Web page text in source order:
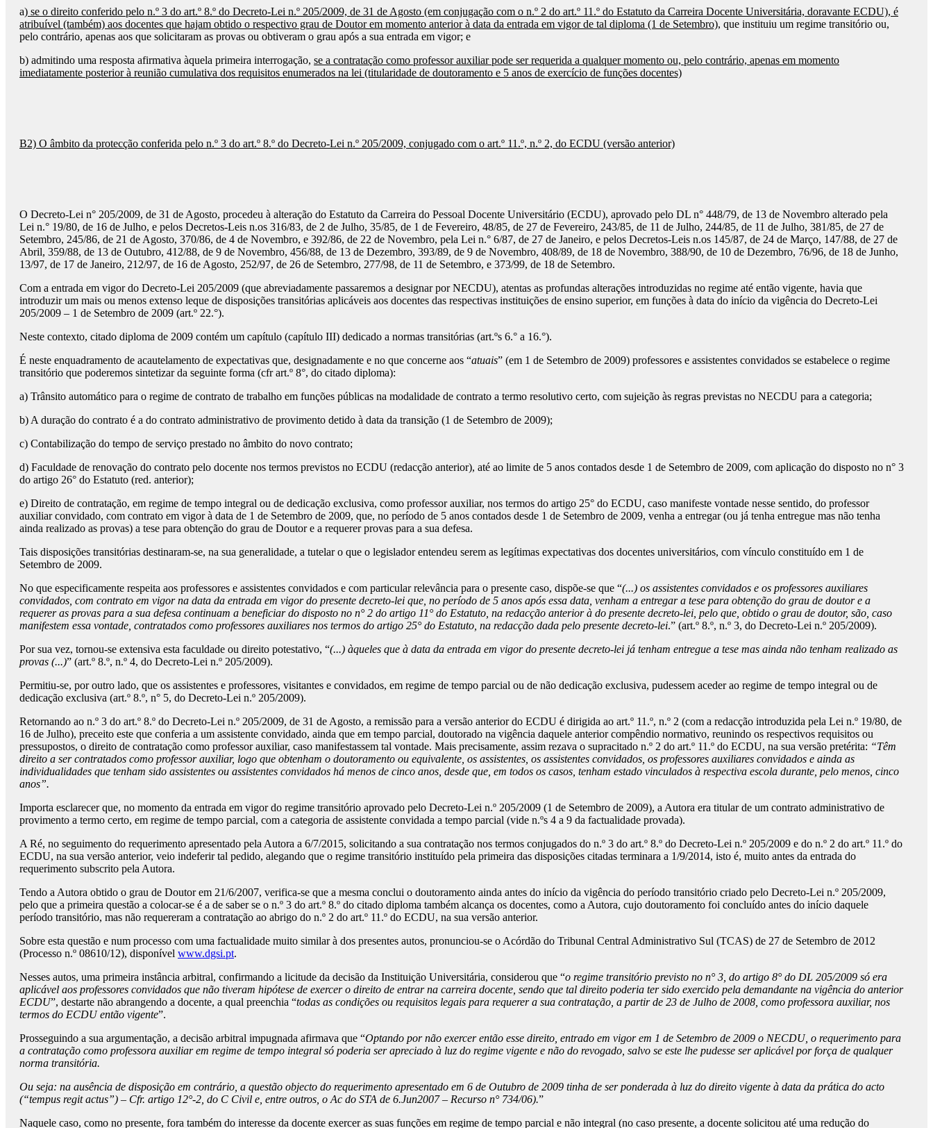
a) se o direito conferido pelo n.º 3 do art.º 8.º do Decreto-Lei n.º 205/2009, de 31 de Agosto (em conjugação com o n.º 2 do art.º 11.º do Estatuto da Carreira Docente Universitária, doravante ECDU), é
atribuível (também) aos docentes que hajam obtido o respectivo grau de Doutor em momento anterior à data da entrada em vigor de tal diploma (1 de Setembro), que instituiu um regime transitório ou,
pelo contrário, apenas aos que solicitaram as provas ou obtiveram o grau após a sua entrada em vigor; e
b) admitindo uma resposta afirmativa àquela primeira interrogação, se a contratação como professor auxiliar pode ser requerida a qualquer momento ou, pelo contrário, apenas em momento
imediatamente posterior à reunião cumulativa dos requisitos enumerados na lei (titularidade de doutoramento e 5 anos de exercício de funções docentes)
B2) O âmbito da protecção conferida pelo n.º 3 do art.º 8.º do Decreto-Lei n.º 205/2009, conjugado com o art.º 11.º, n.º 2, do ECDU (versão anterior)
O Decreto-Lei n° 205/2009, de 31 de Agosto, procedeu à alteração do Estatuto da Carreira do Pessoal Docente Universitário (ECDU), aprovado pelo DL n° 448/79, de 13 de Novembro alterado pela
Lei n.° 19/80, de 16 de Julho, e pelos Decretos-Leis n.os 316/83, de 2 de Julho, 35/85, de 1 de Fevereiro, 48/85, de 27 de Fevereiro, 243/85, de 11 de Julho, 244/85, de 11 de Julho, 381/85, de 27 de
Setembro, 245/86, de 21 de Agosto, 370/86, de 4 de Novembro, e 392/86, de 22 de Novembro, pela Lei n.° 6/87, de 27 de Janeiro, e pelos Decretos-Leis n.os 145/87, de 24 de Março, 147/88, de 27 de
Abril, 359/88, de 13 de Outubro, 412/88, de 9 de Novembro, 456/88, de 13 de Dezembro, 393/89, de 9 de Novembro, 408/89, de 18 de Novembro, 388/90, de 10 de Dezembro, 76/96, de 18 de Junho,
13/97, de 17 de Janeiro, 212/97, de 16 de Agosto, 252/97, de 26 de Setembro, 277/98, de 11 de Setembro, e 373/99, de 18 de Setembro.
Com a entrada em vigor do Decreto-Lei 205/2009 (que abreviadamente passaremos a designar por NECDU), atentas as profundas alterações introduzidas no regime até então vigente, havia que
introduzir um mais ou menos extenso leque de disposições transitórias aplicáveis aos docentes das respectivas instituições de ensino superior, em funções à data do início da vigência do Decreto-Lei
205/2009 – 1 de Setembro de 2009 (art.º 22.°).
Neste contexto, citado diploma de 2009 contém um capítulo (capítulo III) dedicado a normas transitórias (art.ºs 6.° a 16.°).
É neste enquadramento de acautelamento de expectativas que, designadamente e no que concerne aos “atuais” (em 1 de Setembro de 2009) professores e assistentes convidados se estabelece o regime
transitório que poderemos sintetizar da seguinte forma (cfr art.º 8°, do citado diploma):
a) Trânsito automático para o regime de contrato de trabalho em funções públicas na modalidade de contrato a termo resolutivo certo, com sujeição às regras previstas no NECDU para a categoria;
b) A duração do contrato é a do contrato administrativo de provimento detido à data da transição (1 de Setembro de 2009);
c) Contabilização do tempo de serviço prestado no âmbito do novo contrato;
d) Faculdade de renovação do contrato pelo docente nos termos previstos no ECDU (redacção anterior), até ao limite de 5 anos contados desde 1 de Setembro de 2009, com aplicação do disposto no n° 3
do artigo 26° do Estatuto (red. anterior);
e) Direito de contratação, em regime de tempo integral ou de dedicação exclusiva, como professor auxiliar, nos termos do artigo 25° do ECDU, caso manifeste vontade nesse sentido, do professor
auxiliar convidado, com contrato em vigor à data de 1 de Setembro de 2009, que, no período de 5 anos contados desde 1 de Setembro de 2009, venha a entregar (ou já tenha entregue mas não tenha
ainda realizado as provas) a tese para obtenção do grau de Doutor e a requerer provas para a sua defesa.
Tais disposições transitórias destinaram-se, na sua generalidade, a tutelar o que o legislador entendeu serem as legítimas expectativas dos docentes universitários, com vínculo constituído em 1 de
Setembro de 2009.
No que especificamente respeita aos professores e assistentes convidados e com particular relevância para o presente caso, dispõe-se que “(...) os assistentes convidados e os professores auxiliares
convidados, com contrato em vigor na data da entrada em vigor do presente decreto-lei que, no período de 5 anos após essa data, venham a entregar a tese para obtenção do grau de doutor e a
requerer as provas para a sua defesa continuam a beneficiar do disposto no n° 2 do artigo 11° do Estatuto, na redacção anterior à do presente decreto-lei, pelo que, obtido o grau de doutor, são, caso
manifestem essa vontade, contratados como professores auxiliares nos termos do artigo 25° do Estatuto, na redacção dada pelo presente decreto-lei.” (art.º 8.º, n.º 3, do Decreto-Lei n.º 205/2009).
Por sua vez, tornou-se extensiva esta faculdade ou direito potestativo, “(...) àqueles que à data da entrada em vigor do presente decreto-lei já tenham entregue a tese mas ainda não tenham realizado as
provas (...)” (art.º 8.º, n.º 4, do Decreto-Lei n.º 205/2009).
Permitiu-se, por outro lado, que os assistentes e professores, visitantes e convidados, em regime de tempo parcial ou de não dedicação exclusiva, pudessem aceder ao regime de tempo integral ou de
dedicação exclusiva (art.º 8.º, n° 5, do Decreto-Lei n.º 205/2009).
Retornando ao n.º 3 do art.º 8.º do Decreto-Lei n.º 205/2009, de 31 de Agosto, a remissão para a versão anterior do ECDU é dirigida ao art.º 11.º, n.º 2 (com a redacção introduzida pela Lei n.º 19/80, de
16 de Julho), preceito este que conferia a um assistente convidado, ainda que em tempo parcial, doutorado na vigência daquele anterior compêndio normativo, reunindo os respectivos requisitos ou
pressupostos, o direito de contratação como professor auxiliar, caso manifestassem tal vontade. Mais precisamente, assim rezava o supracitado n.º 2 do art.º 11.º do ECDU, na sua versão pretérita: “Têm
direito a ser contratados como professor auxiliar, logo que obtenham o doutoramento ou equivalente, os assistentes, os assistentes convidados, os professores auxiliares convidados e ainda as
individualidades que tenham sido assistentes ou assistentes convidados há menos de cinco anos, desde que, em todos os casos, tenham estado vinculados à respectiva escola durante, pelo menos, cinco
anos”.
Importa esclarecer que, no momento da entrada em vigor do regime transitório aprovado pelo Decreto-Lei n.º 205/2009 (1 de Setembro de 2009), a Autora era titular de um contrato administrativo de
provimento a termo certo, em regime de tempo parcial, com a categoria de assistente convidada a tempo parcial (vide n.ºs 4 a 9 da factualidade provada).
A Ré, no seguimento do requerimento apresentado pela Autora a 6/7/2015, solicitando a sua contratação nos termos conjugados do n.º 3 do art.º 8.º do Decreto-Lei n.º 205/2009 e do n.º 2 do art.º 11.º do
ECDU, na sua versão anterior, veio indeferir tal pedido, alegando que o regime transitório instituído pela primeira das disposições citadas terminara a 1/9/2014, isto é, muito antes da entrada do
requerimento subscrito pela Autora.
Tendo a Autora obtido o grau de Doutor em 21/6/2007, verifica-se que a mesma conclui o doutoramento ainda antes do início da vigência do período transitório criado pelo Decreto-Lei n.º 205/2009,
pelo que a primeira questão a colocar-se é a de saber se o n.º 3 do art.º 8.º do citado diploma também alcança os docentes, como a Autora, cujo doutoramento foi concluído antes do início daquele
período transitório, mas não requereram a contratação ao abrigo do n.º 2 do art.º 11.º do ECDU, na sua versão anterior.
Sobre esta questão e num processo com uma factualidade muito similar à dos presentes autos, pronunciou-se o Acórdão do Tribunal Central Administrativo Sul (TCAS) de 27 de Setembro de 2012
(Processo n.º 08610/12), disponível www.dgsi.pt.
Nesses autos, uma primeira instância arbitral, confirmando a licitude da decisão da Instituição Universitária, considerou que “o regime transitório previsto no n° 3, do artigo 8° do DL 205/2009 só era
aplicável aos professores convidados que não tiveram hipótese de exercer o direito de entrar na carreira docente, sendo que tal direito poderia ter sido exercido pela demandante na vigência do anterior
ECDU”, destarte não abrangendo a docente, a qual preenchia “todas as condições ou requisitos legais para requerer a sua contratação, a partir de 23 de Julho de 2008, como professora auxiliar, nos
termos do ECDU então vigente”.
Prosseguindo a sua argumentação, a decisão arbitral impugnada afirmava que “Optando por não exercer então esse direito, entrado em vigor em 1 de Setembro de 2009 o NECDU, o requerimento para
a contratação como professora auxiliar em regime de tempo integral só poderia ser apreciado à luz do regime vigente e não do revogado, salvo se este lhe pudesse ser aplicável por força de qualquer
norma transitória.
Ou seja: na ausência de disposição em contrário, a questão objecto do requerimento apresentado em 6 de Outubro de 2009 tinha de ser ponderada à luz do direito vigente à data da prática do acto
(“tempus regit actus”) – Cfr. artigo 12°-2, do C Civil e, entre outros, o Ac do STA de 6.Jun2007 – Recurso n° 734/06).”
Naquele caso, como no presente, fora também do interesse da docente exercer as suas funções em regime de tempo parcial e não integral (no caso presente, a docente solicitou até uma redução do